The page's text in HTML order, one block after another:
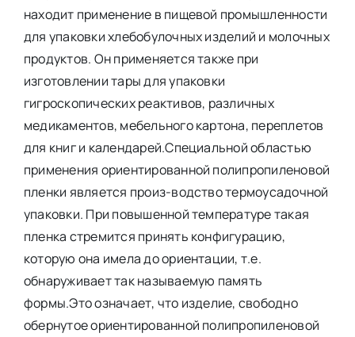
находит применение в пищевой промышленности
для упаковки хлебобулочных изделий и молочных
продуктов. Он применяется также при
изготовлении тары для упаковки
гигроскопических реактивов, различных
медикаментов, мебельного картона, переплетов
для книг и календарей.Специальной областью
применения ориентированной полипропиленовой
пленки является произ-водство термоусадочной
упаковки. При повышенной температуре такая
пленка стремится принять конфигурацию,
которую она имела до ориентации, т.е.
обнаруживает так называемую память
формы.Это означает, что изделие, свободно
обернутое ориентированной полипропиленовой